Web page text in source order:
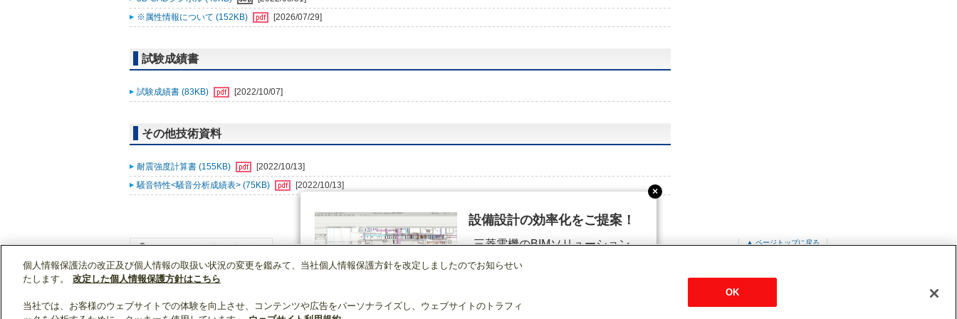
※属性情報について (152KB)
[2026/07/29]
試験成績書
試験成績書 (83KB) [2022/10/07]
その他技術資料
耐震強度計算書 (155KB)
[2022/10/13]
騒音特性<騒音分析成績表> (75KB)
[2022/10/13]
▲ ページトップに戻る
WIN2Kトップ 製品情報
設備設計の効率化をご提案！
三菱電機のBIMソリューション
（空調.換気.照明）
個人情報保護法の改正及び個人情報の取扱い状況の変更を鑑みて、当社個人情報保護方針を改定しましたのでお知らせい
たします。
改定した個人情報保護方針はこちら
当社では、お客様のウェブサイトでの体験を向上させ、コンテンツや広告をパーソナライズし、ウェブサイトのトラフィ
OK